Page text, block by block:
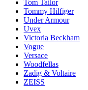
Tom Tailor
Tommy Hilfiger
Under Armour
Uvex
Victoria Beckham
Vogue
Versace
Woodfellas
Zadig & Voltaire
ZEISS